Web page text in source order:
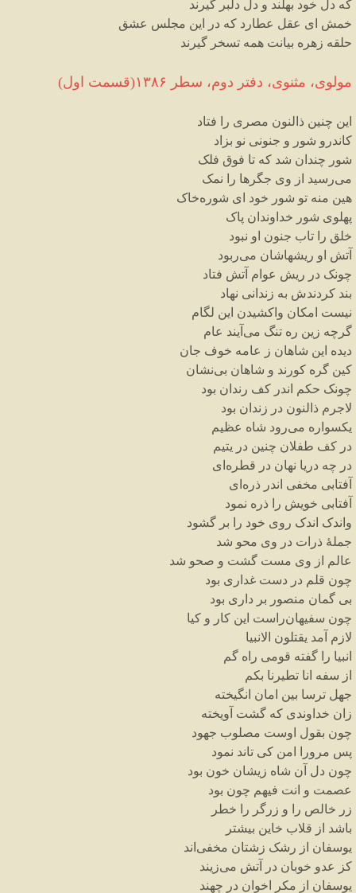
که دل خود بهلند و دل دلبر گیرند
خمش ای عقل عطارد که در این مجلس عشق
حلقه زهره بیانت همه تسخر گیرند
مولوی، مثنوی، دفتر دوم، سطر ۱۳۸۶(قسمت اول)
این چنین ذالنون مصری را
فتاد
کاندرو شور و جنونی نو بزاد
شور چندان شد که تا فوق فلک
میرسید از وی جگرها را
نمک
هین منه تو شور خود ای شورهخاک
پهلوی شور خداوندان پاک
خلق را تاب جنون او نبود
آتش او ریشهاشان میربود
چونک در ریش عوام آتش فتاد
بند کردندش به زندانی نهاد
نیست امکان واکشیدن این لگام
گرچه زین ره تنگ می آیند عام
دیده این شاهان ز عامه خوف جان
کین گره کورند و شاهان بینشان
چونک حکم اندر کف رندان بود
لاجرم ذالنون در زندان بود
یکسواره میرود شاه عظیم
در کف طفلان چنین در یتیم
در چه دریا نهان در قطره ای
آفتابی مخفی اندر ذره ای
آفتابی خویش را ذره نمود
واندک اندک روی خود را بر گشود
جملهٔ ذرات در وی محو شد
عالم
از وی مست گشت و صحو شد
چون قلم در دست غداری بود
بی گمان منصور بر داری بود
چون سفیهانراست این کار و کیا
لازم آمد یقتلون الانبیا
انبیا را گفته قومی راه گم
از سفه انا تطیرنا بکم
جهل ترسا بین امان انگیخته
زان خداوندی که گشت آویخته
چون بقول اوست مصلوب جهود
پس مرورا امن کی تاند نمود
چون دل آن شاه زیشان خون بود
عصمت و انت فیهم چون بود
زر خالص را و زرگر را
خطر
باشد از قلاب خاین بیشتر
یوسفان از رشک زشتان مخفی اند
کز
عدو خوبان در آتش میزیند
یوسفان از مکر اخوان در چهند